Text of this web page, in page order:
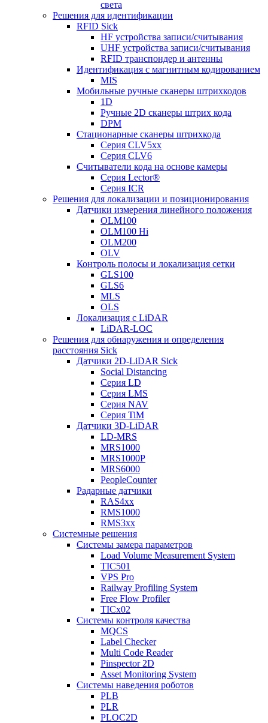
света
Решения для идентификации
RFID Sick
HF устройства записи/считывания
UHF устройства записи/считывания
RFID транспондер и антенны
Идентификация с магнитным кодированием
MIS
Мобильные ручные сканеры штрихкодов
1D
Ручные 2D сканеры штрих кода
DPM
Стационарные сканеры штрихкода
Серия CLV5xx
Серия CLV6
Считыватели кода на основе камеры
Серия Lector®
Серия ICR
Решения для локализации и позиционирования
Датчики измерения линейного положения
OLM100
OLM100 Hi
OLM200
OLV
Контроль полосы и локализация сетки
GLS100
GLS6
MLS
OLS
Локализация с LiDAR
LiDAR-LOC
Решения для обнаружения и определения
расстояния Sick
Датчики 2D-LiDAR Sick
Social Distancing
Серия LD
Серия LMS
Серия NAV
Серия TiM
Датчики 3D-LiDAR
LD-MRS
MRS1000
MRS1000P
MRS6000
PeopleCounter
Радарные датчики
RAS4xx
RMS1000
RMS3xx
Системные решения
Системы замера параметров
Load Volume Measurement System
TIC501
VPS Pro
Railway Profiling System
Free Flow Profiler
TICx02
Системы контроля качества
MQCS
Label Checker
Multi Code Reader
Pinspector 2D
Asset Monitoring System
Системы наведения роботов
PLB
PLR
PLOC2D